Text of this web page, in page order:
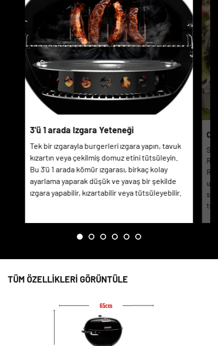
3'ü 1 arada Izgara Yeteneği
Tek bir ızgarayla burgerleri ızgara yapın, tavuk
kızartın veya çekilmiş domuz etini tütsüleyin.
Bu 3'ü 1 arada kömür ızgarası, birkaç kolay
ayarlama yaparak düşük ve yavaş bir şekilde
ızgara yapabilir, kızartabilir veya tütsüleyebilir.
TÜM ÖZELLIKLERI GÖRÜNTÜLE